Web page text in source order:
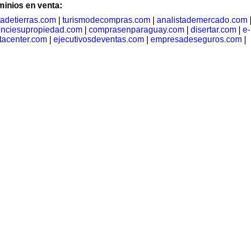
en venta:
turismodecompras.com analistademercado.com
| comprasenparaguay.com| disertar.com| e-
ejecutivosdeventas.com empresadeseguros.com